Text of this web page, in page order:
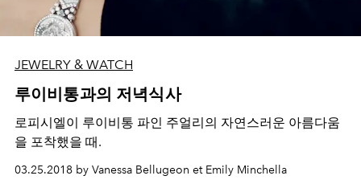
JEWELRY & WATCH
루이비통과의 저녁식사
로피시엘이 루이비통 파인 주얼리의 자연스러운 아름다움
을 포착했을 때.
03.25.2018 by Vanessa Bellugeon et Emily Minchella